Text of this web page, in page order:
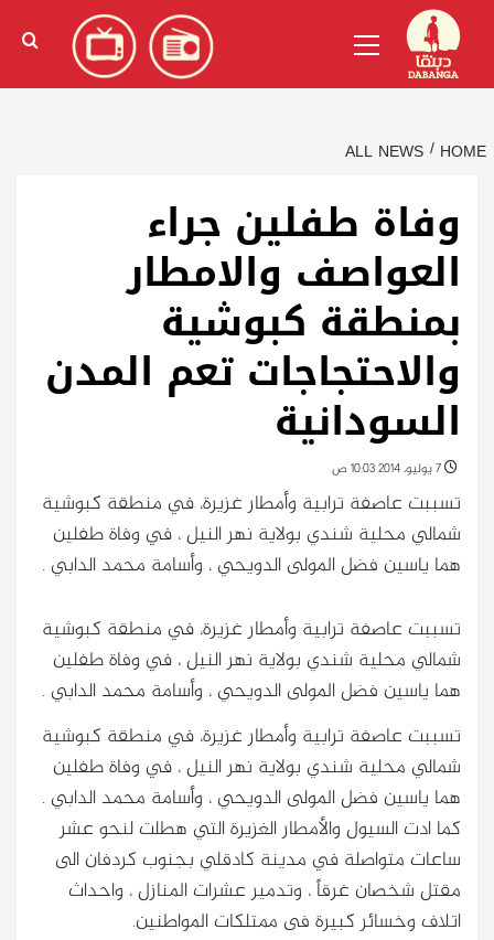
content
الإنجليزية)
Menu
HOME
ALL NEWS
وفاة طفلين جراء
العواصف والامطار
بمنطقة كبوشية
والاحتجاجات تعم المدن
السودانية
تسببت عاصفة ترابية وأمطار غزيرة، في منطقة كبوشية
شمالي محلية شندي بولاية نهر النيل ، في وفاة طفلين
هما ياسين فضل المولى الدويحي ، وأسامة محمد الدابي .
تسببت عاصفة ترابية وأمطار غزيرة، في منطقة كبوشية
شمالي محلية شندي بولاية نهر النيل ، في وفاة طفلين
هما ياسين فضل المولى الدويحي ، وأسامة محمد الدابي .
تسببت عاصفة ترابية وأمطار غزيرة، في منطقة كبوشية
شمالي محلية شندي بولاية نهر النيل ، في وفاة طفلين
هما ياسين فضل المولى الدويحي ، وأسامة محمد الدابي .
كما ادت السيول والأمطار الغزيرة التي هطلت لنحو عشر
ساعات متواصلة في مدينة كادقلي بجنوب كردفان الى
مقتل شخصان غرقاً ، وتدمير عشرات المنازل ، واحداث
اتلاف وخسائر كبيرة فى ممتلكات المواطنين.